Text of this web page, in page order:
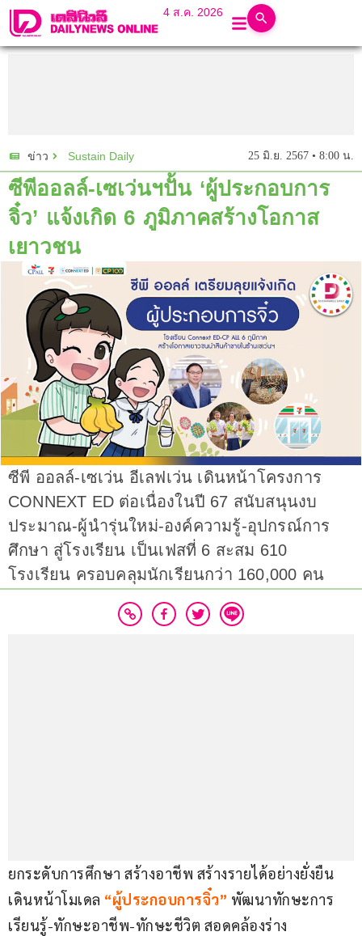
4 ส.ค. 2026
ข่าว Sustain Daily 25 มิ.ย. 2567 • 8:00 น.
ซีพีออลล์-เซเว่นฯปั้น ‘ผู้ประกอบการ
จิ๋ว’ แจ้งเกิด 6 ภูมิภาคสร้างโอกาส
เยาวชน
ซีพี ออลล์-เซเว่น อีเลฟเว่น เดินหน้าโครงการ
CONNEXT ED ต่อเนื่องในปี 67 สนับสนุนงบ
ประมาณ-ผู้นำรุ่นใหม่-องค์ความรู้-อุปกรณ์การ
ศึกษา สู่โรงเรียน เป็นเฟสที่ 6 สะสม 610
โรงเรียน ครอบคลุมนักเรียนกว่า 160,000 คน
ยกระดับการศึกษา สร้างอาชีพ สร้างรายได้อย่างยั่งยืน
เดินหน้าโมเดล “ผู้ประกอบการจิ๋ว” พัฒนาทักษะการ
เรียนรู้-ทักษะอาชีพ-ทักษะชีวิต สอดคล้องร่าง